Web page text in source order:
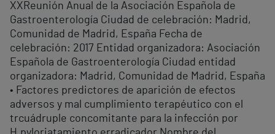
XXReunión Anual de la Asociación Española de
Gastroenterología Ciudad de celebración: Madrid,
Comunidad de Madrid, España Fecha de
celebración: 2017 Entidad organizadora: Asociación
Española de Gastroenterología Ciudad entidad
organizadora: Madrid, Comunidad de Madrid, España
• Factores predictores de aparición de efectos
adversos y mal cumplimiento terapéutico con el
trcuádruple concomitante para la infección por